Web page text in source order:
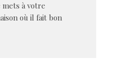
mets à votre
où il fait bon